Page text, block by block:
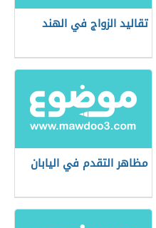
تقاليد الزواج في الهند
مظاهر التقدم في اليابان